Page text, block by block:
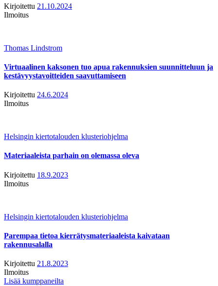
Kirjoitettu 21.10.2024
Ilmoitus
Thomas Lindstrom
Virtuaalinen kaksonen tuo apua rakennuksien suunnitteluun ja
kestävyystavoitteiden saavuttamiseen
Kirjoitettu 24.6.2024
Ilmoitus
Helsingin kiertotalouden klusteriohjelma
Materiaaleista parhain on olemassa oleva
Kirjoitettu 18.9.2023
Ilmoitus
Helsingin kiertotalouden klusteriohjelma
Parempaa tietoa kierrätysmateriaaleista kaivataan
rakennusalalla
Kirjoitettu 21.8.2023
Ilmoitus
Lisää kumppaneilta